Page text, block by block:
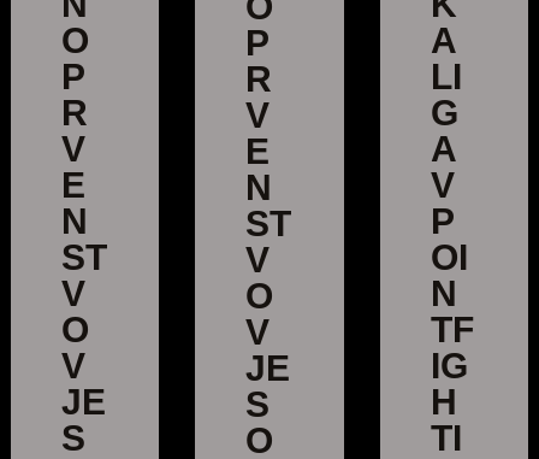
O
P
R
V
E
N
ST
V
O
V
JE
S
P
R
V
E
N
ST
V
O
V
JE
S
O
A
LI
G
A
V
P
OI
N
TF
IG
H
TI